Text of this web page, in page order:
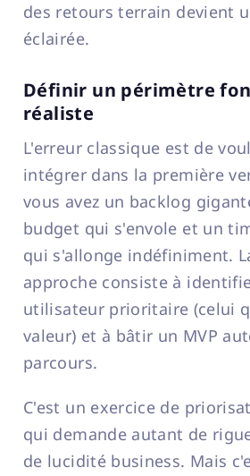
des retours terrain devient
éclairée.
Définir un périmètre
réaliste
L'erreur classique est de
intégrer dans la première
vous avez un backlog
budget qui s'envole et un
qui s'allonge indéfiniment.
approche consiste à
utilisateur prioritaire (celui
valeur) et à bâtir un MVP
parcours.
C'est un exercice de
qui demande autant de
de lucidité business. Mais